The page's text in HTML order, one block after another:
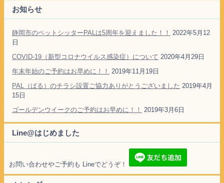
お知らせ
静岡市のペットシッターPALは5周年を迎えました！！
2022年5月12
日
COVID-19（新型コロナウイルス感染症）について 2020年4月29日
年末年始のご予約はお早めに！！
2019年11月19日
PAL（ぱる）のチラシ設置ご協力ありがとうございました 2019年4月
15日
ゴールデンウイークのご予約はお早めに！！
2019年3月6日
Line@はじめました
お問い合わせやご予約も Lineでどうぞ！